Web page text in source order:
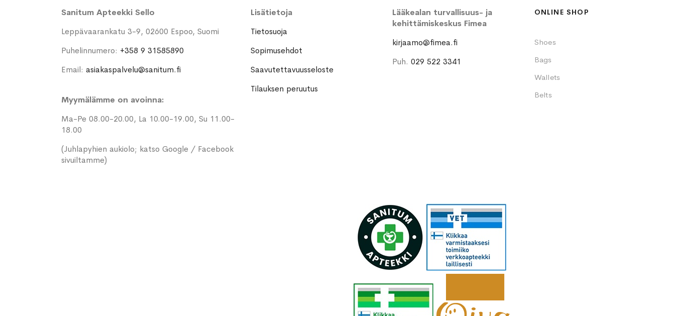
Sanitum Apteekki Sello
Leppävaarankatu 3-9, 02600 Espoo, Suomi
Puhelinnumero: +358 9 31585890
Email: asiakaspalvelu@sanitum.fi
Myymälämme on avoinna:
Ma-Pe 08.00-20.00, La 10.00-19.00, Su 11.00-
18.00
(Juhlapyhien aukiolo; katso Google / Facebook
sivuiltamme)
Lisätietoja
Tietosuoja
Sopimusehdot
Saavutettavuusseloste
Tilauksen peruutus
Lääkealan turvallisuus- ja
kehittämiskeskus Fimea
kirjaamo@fimea.fi
Puh.029 522 3341
ONLINE SHOP
Shoes
Bags
Wallets
Belts